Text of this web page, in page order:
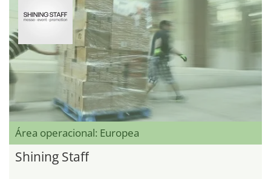
Área operacional: Europea
Shining Staff